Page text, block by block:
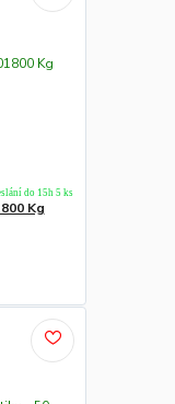
Kg
do 15h 5 ks